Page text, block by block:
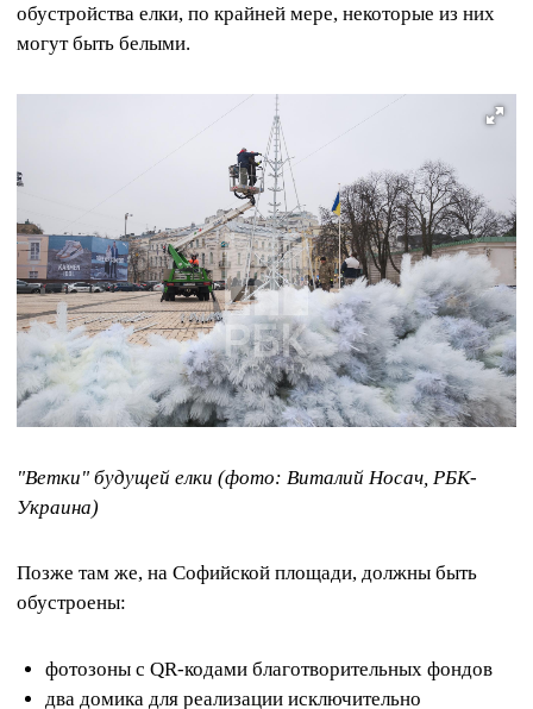
обустройства елки, по крайней мере, некоторые из них
могут быть белыми.
"Ветки" будущей елки (фото: Виталий Носач, РБК-
Украина)
Позже там же, на Софийской площади, должны быть
обустроены:
фотозоны с QR-кодами благотворительных фондов
два домика для реализации исключительно